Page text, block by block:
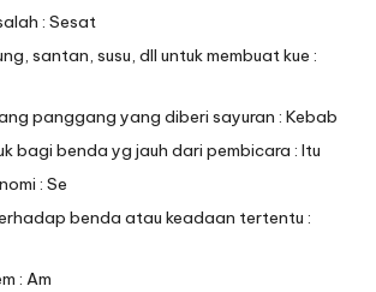
: Sesat
santan, susu, dll untuk membuat kue :
panggang yang diberi sayuran : Kebab
bagi benda yg jauh dari pembicara : Itu
: Se
benda atau keadaan tertentu :
: Am